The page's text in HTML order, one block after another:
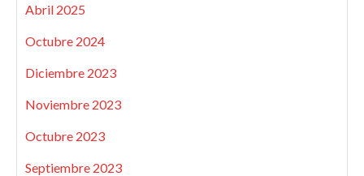
Abril 2025
Octubre 2024
Diciembre 2023
Noviembre 2023
Octubre 2023
Septiembre 2023